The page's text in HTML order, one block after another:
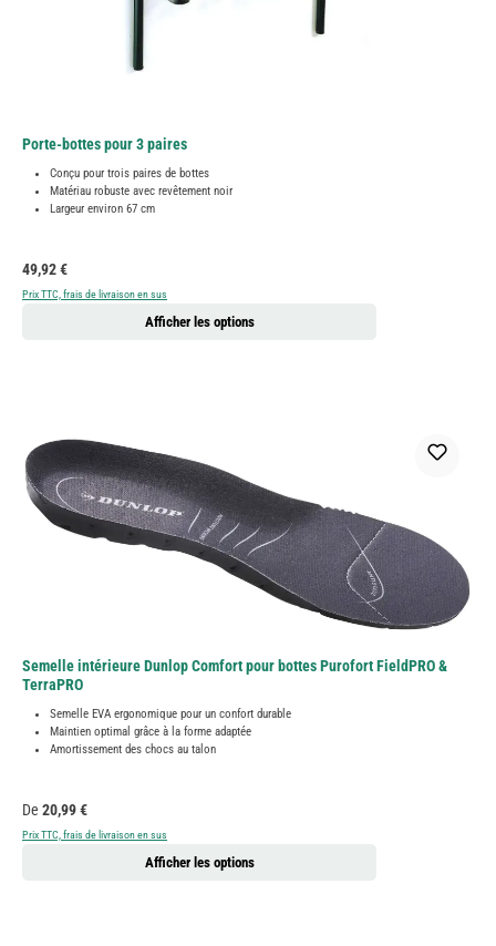
Porte-bottes pour 3 paires
Conçu pour trois paires de bottes
Matériau robuste avec revêtement noir
Largeur environ 67 cm
Prix régulier :
49,92 €
Prix TTC, frais de livraison en sus
Afficher les options
Semelle intérieure Dunlop Comfort pour bottes Purofort FieldPRO &
TerraPRO
Semelle EVA ergonomique pour un confort durable
Maintien optimal grâce à la forme adaptée
Amortissement des chocs au talon
Prix régulier :
De 20,99 €
Prix TTC, frais de livraison en sus
Afficher les options